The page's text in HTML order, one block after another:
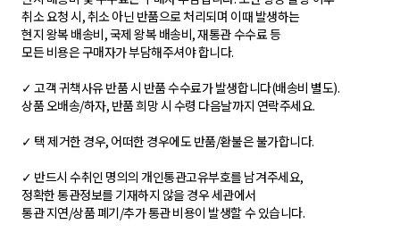
취소 요청 시, 취소 아닌 반품으로 처리되며 이때 발생하는
현지 왕복 배송비, 국제 왕복 배송비, 재통관 수수료 등
모든 비용은 구매자가 부담해주셔야 합니다.
✓ 고객 귀책사유 반품 시 반품 수수료가 발생합니다(배송비 별도).
상품 오배송/하자, 반품 희망 시 수령 다음날까지 연락주세요.
✓ 택 제거한 경우, 어떠한 경우에도 반품/환불은 불가합니다.
✓ 반드시 수취인 명의의 개인통관고유부호를 남겨주세요,
정확한 통관정보를 기재하지 않을 경우 세관에서
통관 지연/상품 폐기/추가 통관 비용이 발생할 수 있습니다.